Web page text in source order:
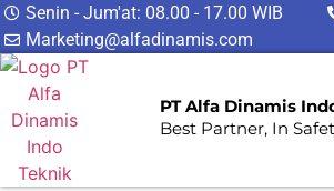
Senin - Jum'at: 08.00 - 17.00 WIB
Marketing@alfadinamis.com
PT Alfa Dinamis
Best Partner, In